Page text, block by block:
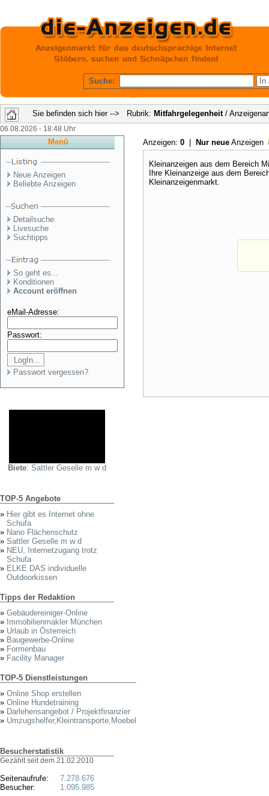
Suche:
Sie befinden sich hier --> Rubrik: Mitfahrgelegenheit/
06.08.2026 - 18:48 Uhr
Menü
Neue Anzeigen
Beliebte Anzeigen
Detailsuche
Livesuche
Suchtipps
So geht es...
Konditionen
Account eröffnen
eMail-Adresse:
Passwort:
Passwort vergessen?
Biete: Sattler Geselle m w d
TOP-5 Angebote
» Hier gibt es Internet ohne
Schufa
» Nano Flächenschutz
» Sattler Geselle m w d
» NEU, Internetzugang trotz
Schufa
» ELKE DAS individuelle
Outdoorkissen
Tipps der Redaktion
» Gebäudereiniger-Online
» Immobilienmakler München
» Urlaub in Österreich
» Baugewerbe-Online
» Formenbau
» Facility Manager
TOP-5 Dienstleistungen
» Online Shop erstellen
» Online Hundetraining
» Darlehensangebot / Projektfinanzier
» Umzugshelfer,Kleintransporte,Moebel
Besucherstatistik
Gezählt seit dem 21.02.2010
Seitenaufrufe:
Besucher:
7.278.676
1.095.985
Anzeigen: 0 Nur neue Anzeigen
Kleinanzeigen aus dem Bereich
Ihre Kleinanzeige aus dem
Kleinanzeigenmarkt.